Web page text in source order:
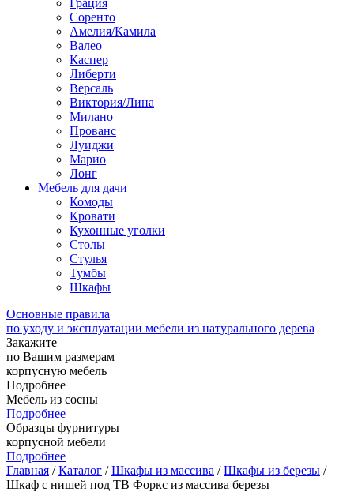
Грация
Соренто
Амелия/Камила
Валео
Каспер
Либерти
Версаль
Виктория/Лина
Милано
Прованс
Луиджи
Марио
Лонг
Мебель для дачи
Комоды
Кровати
Кухонные уголки
Столы
Стулья
Тумбы
Шкафы
Основные правила
по уходу и эксплуатации мебели из натурального дерева
Закажите
по Вашим размерам
корпусную мебель
Подробнее
Мебель из сосны
Подробнее
Образцы фурнитуры
корпусной мебели
Подробнее
Главная /Каталог /Шкафы из массива /Шкафы из березы /
Шкаф с нишей под ТВ Форкс из массива березы